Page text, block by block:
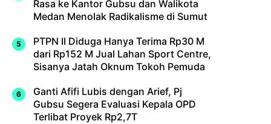
Rasa ke Kantor Gubsu dan Walikota
Medan Menolak Radikalisme di Sumut
PTPN II Diduga Hanya Terima Rp30 M
dari Rp152 M Jual Lahan Sport Centre,
Sisanya Jatah Oknum Tokoh Pemuda
Ganti Afifi Lubis dengan Arief, Pj
Gubsu Segera Evaluasi Kepala OPD
Terlibat Proyek Rp2,7T